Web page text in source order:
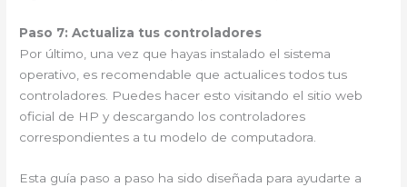
Paso 7: Actualiza tus controladores
Por último, una vez que hayas instalado el sistema
operativo, es recomendable que actualices todos tus
controladores. Puedes hacer esto visitando el sitio web
oficial de HP y descargando los controladores
correspondientes a tu modelo de computadora.
Esta guía paso a paso ha sido diseñada para ayudarte a